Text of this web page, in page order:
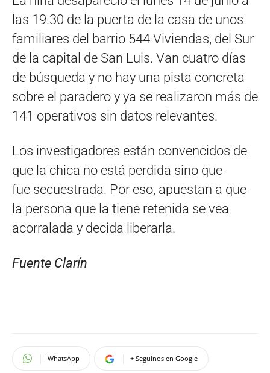
las 19.30 de la puerta de la casa de unos
familiares del barrio 544 Viviendas, del Sur
de la capital de San Luis. Van cuatro días
de búsqueda y no hay una pista concreta
sobre el paradero y ya se realizaron más de
141 operativos sin datos relevantes.
Los investigadores están convencidos de
que la chica no está perdida sino que
fue secuestrada. Por eso, apuestan a que
la persona que la tiene retenida se vea
acorralada y decida liberarla.
Fuente Clarín
WhatsApp + Seguinos en Google